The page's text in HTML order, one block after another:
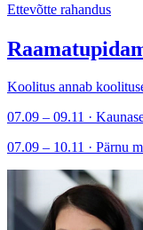
Ettevõtte rahandus
Koolitus annab
07.09 – 09.11 ·
07.09 – 10.11 · Pärnu